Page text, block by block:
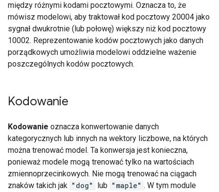
między różnymi kodami pocztowymi. Oznacza to, że
mówisz modelowi, aby traktował kod pocztowy 20004 jako
sygnał dwukrotnie (lub połowę) większy niż kod pocztowy
10002. Reprezentowanie kodów pocztowych jako danych
porządkowych umożliwia modelowi oddzielne ważenie
poszczególnych kodów pocztowych.
Kodowanie
Kodowanie oznacza konwertowanie danych
kategorycznych lub innych na wektory liczbowe, na których
można trenować model. Ta konwersja jest konieczna,
ponieważ modele mogą trenować tylko na wartościach
zmiennoprzecinkowych. Nie mogą trenować na ciągach
znaków takich jak "dog" lub "maple" . W tym module